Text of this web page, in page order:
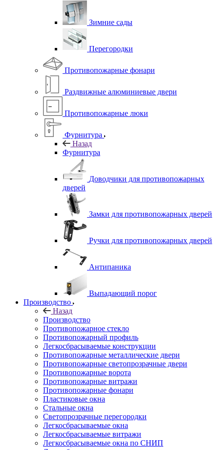
Зимние сады
Перегородки
Противопожарные фонари
Раздвижные алюминиевые двери
Противопожарные люки
Фурнитура
Назад
Фурнитура
Доводчики для противопожарных
дверей
Замки для противопожарных дверей
Ручки для противопожарных дверей
Антипаника
Выпадающий порог
Производство
Назад
Производство
Противопожарное стекло
Противопожарный профиль
Легкосбрасываемые конструкции
Противопожарные металлические двери
Противопожарные светопрозрачные двери
Противопожарные ворота
Противопожарные витражи
Противопожарные фонари
Пластиковые окна
Стальные окна
Светопрозрачные перегородки
Легкосбрасываемые окна
Легкосбрасываемые витражи
Легкосбрасываемые окна по СНИП